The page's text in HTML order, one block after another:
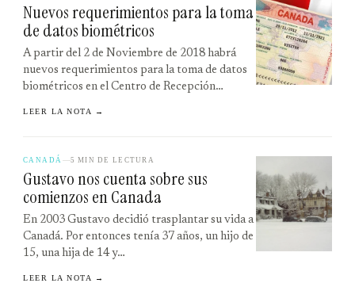
Nuevos requerimientos para la toma
de datos biométricos
A partir del 2 de Noviembre de 2018 habrá
nuevos requerimientos para la toma de datos
biométricos en el Centro de Recepción…
LEER LA NOTA →
CANADÁ 5 MIN DE LECTURA
Gustavo nos cuenta sobre sus
comienzos en Canada
En 2003 Gustavo decidió trasplantar su vida a
Canadá. Por entonces tenía 37 años, un hijo de
15, una hija de 14 y…
LEER LA NOTA →